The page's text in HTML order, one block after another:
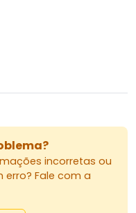
incorretas ou
Fale com a